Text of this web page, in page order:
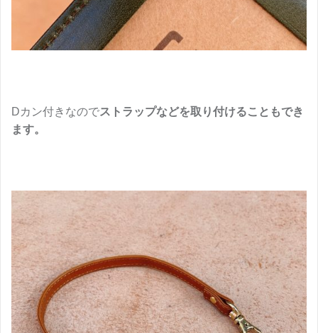
Dカン付きなのでストラップなどを取り付けることもでき
ます。